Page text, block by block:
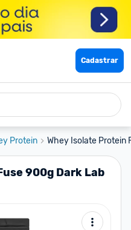
Cadastrar
Protein Whey Isolate Protein
900g Dark Lab